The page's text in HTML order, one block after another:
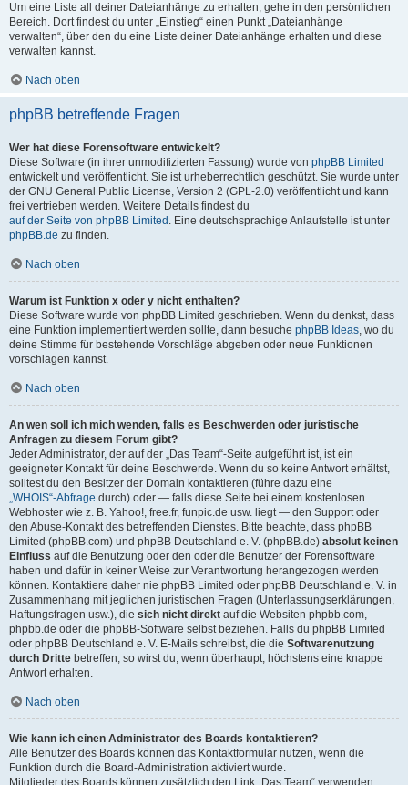
Um eine Liste all deiner Dateianhänge zu erhalten, gehe in den persönlichen
Bereich. Dort findest du unter „Einstieg“ einen Punkt „Dateianhänge
verwalten“, über den du eine Liste deiner Dateianhänge erhalten und diese
verwalten kannst.
Nach oben
phpBB betreffende Fragen
Wer hat diese Forensoftware entwickelt?
Diese Software (in ihrer unmodifizierten Fassung) wurde von phpBB Limited
entwickelt und veröffentlicht. Sie ist urheberrechtlich geschützt. Sie wurde unter
der GNU General Public License, Version 2 (GPL-2.0) veröffentlicht und kann
frei vertrieben werden. Weitere Details findest du
auf der Seite von phpBB Limited . Eine deutschsprachige Anlaufstelle ist unter
phpBB.de zu finden.
Nach oben
Warum ist Funktion x oder y nicht enthalten?
Diese Software wurde von phpBB Limited geschrieben. Wenn du denkst, dass
eine Funktion implementiert werden sollte, dann besuche phpBB Ideas, wo du
deine Stimme für bestehende Vorschläge abgeben oder neue Funktionen
vorschlagen kannst.
Nach oben
An wen soll ich mich wenden, falls es Beschwerden oder juristische
Anfragen zu diesem Forum gibt?
Jeder Administrator, der auf der „Das Team“-Seite aufgeführt ist, ist ein
geeigneter Kontakt für deine Beschwerde. Wenn du so keine Antwort erhältst,
solltest du den Besitzer der Domain kontaktieren (führe dazu eine
„WHOIS“-Abfrage durch) oder — falls diese Seite bei einem kostenlosen
Webhoster wie z. B. Yahoo!, free.fr, funpic.de usw. liegt — den Support oder
den Abuse-Kontakt des betreffenden Dienstes. Bitte beachte, dass phpBB
Limited (phpBB.com) und phpBB Deutschland e. V. (phpBB.de) absolut keinen
Einfluss auf die Benutzung oder den oder die Benutzer der Forensoftware
haben und dafür in keiner Weise zur Verantwortung herangezogen werden
können. Kontaktiere daher nie phpBB Limited oder phpBB Deutschland e. V. in
Zusammenhang mit jeglichen juristischen Fragen (Unterlassungserklärungen,
Haftungsfragen usw.), die sich nicht direkt auf die Websiten phpbb.com,
phpbb.de oder die phpBB-Software selbst beziehen. Falls du phpBB Limited
oder phpBB Deutschland e. V. E-Mails schreibst, die die Softwarenutzung
durch Dritte betreffen, so wirst du, wenn überhaupt, höchstens eine knappe
Antwort erhalten.
Nach oben
Wie kann ich einen Administrator des Boards kontaktieren?
Alle Benutzer des Boards können das Kontaktformular nutzen, wenn die
Funktion durch die Board-Administration aktiviert wurde.
Mitglieder des Boards können zusätzlich den Link „Das Team“ verwenden.